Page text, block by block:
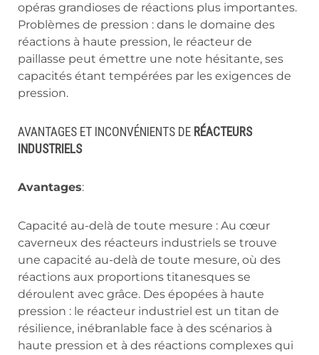
opéras grandioses de réactions plus importantes.
Problèmes de pression : dans le domaine des
réactions à haute pression, le réacteur de
paillasse peut émettre une note hésitante, ses
capacités étant tempérées par les exigences de
pression.
AVANTAGES ET INCONVÉNIENTS DE RÉACTEURS
INDUSTRIELS
Avantages:
Capacité au-delà de toute mesure : Au cœur
caverneux des réacteurs industriels se trouve
une capacité au-delà de toute mesure, où des
réactions aux proportions titanesques se
déroulent avec grâce. Des épopées à haute
pression : le réacteur industriel est un titan de
résilience, inébranlable face à des scénarios à
haute pression et à des réactions complexes qui